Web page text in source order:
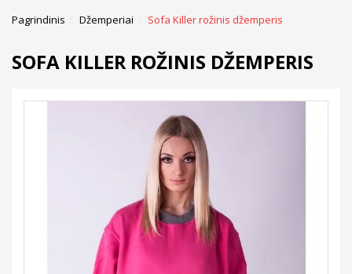
Pagrindinis Džemperiai Sofa Killer rožinis džemperis
SOFA KILLER ROŽINIS DŽEMPERIS